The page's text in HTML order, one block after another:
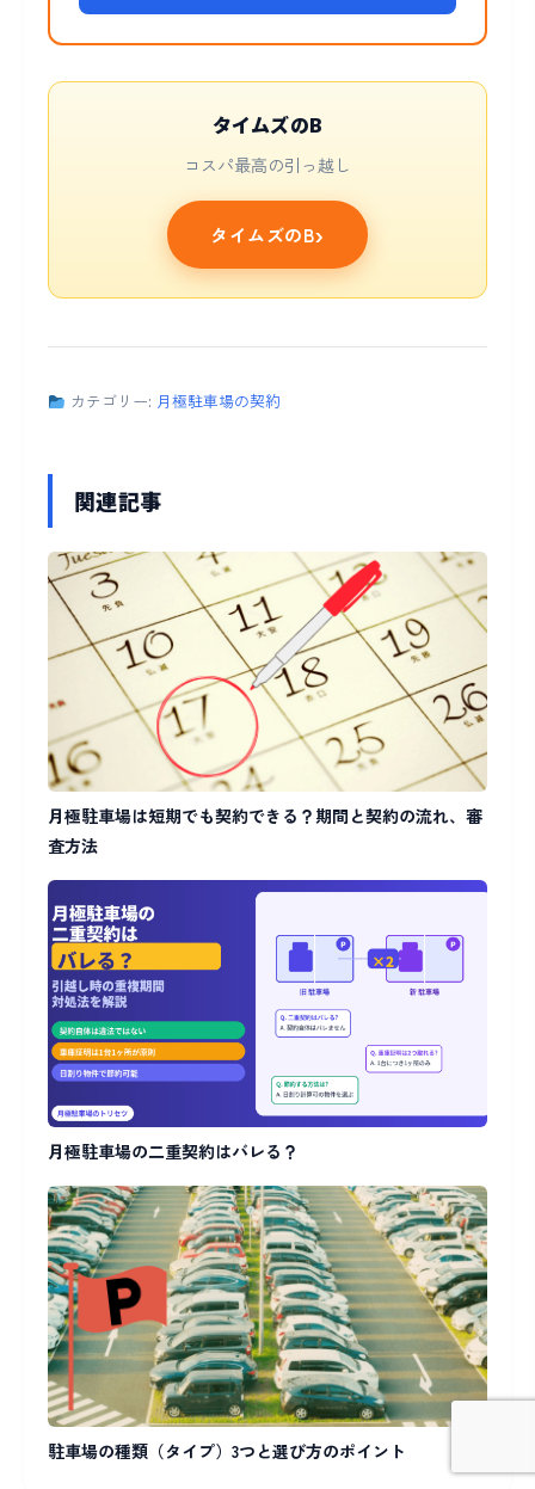
タイムズのB
コスパ最高の引っ越し
タイムズのB
カテゴリー: 月極駐車場の契約
関連記事
月極駐車場は短期でも契約できる？期間と契約の流れ、審
査方法
月極駐車場の二重契約はバレる？
駐車場の種類（タイプ）3つと選び方のポイント